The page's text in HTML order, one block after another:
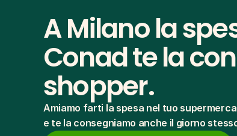
A Milano la
Conad te la
shopper.
Amiamo farti la spesa nel tuo
e te la consegniamo anche il giorno